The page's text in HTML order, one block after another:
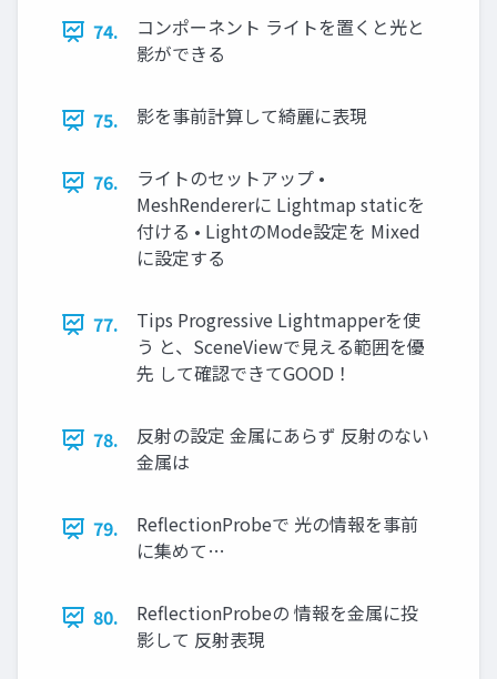
74.
コンポーネント ライトを置くと光と
影ができる
75. 影を事前計算して綺麗に表現
76.
ライトのセットアップ •
MeshRendererに Lightmap staticを
付ける • LightのMode設定を Mixed
に設定する
77.
Tips Progressive Lightmapperを使
う と、SceneViewで⾒える範囲を優
先 して確認できてGOOD！
78.
反射の設定 ⾦属にあらず 反射のない
⾦属は
79.
ReflectionProbeで 光の情報を事前
に集めて…
80.
ReflectionProbeの 情報を⾦属に投
影して 反射表現